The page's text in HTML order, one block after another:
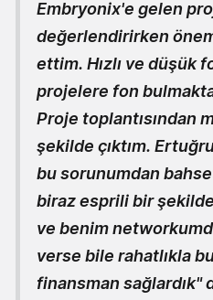
Embryonix'e gelen
değerlendirirken
ettim. Hızlı ve düşük
projelere fon
Proje toplantısından
şekilde çıktım.
bu sorunumdan
biraz esprili bir
ve benim
verse bile rahatlıkla
finansman sağlardık"